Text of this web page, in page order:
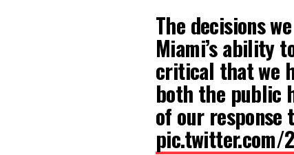
The decisions
Miami’s ability
critical that we
both the public
of our response
pic.twitter.com/